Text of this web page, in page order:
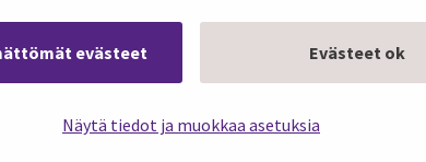
evästeet Evästeet ok
Näytä tiedot ja muokkaa asetuksia
or vegan diets is increasing
of vegan food is now available, including
Leitzmann, 2018). It also explains the increase